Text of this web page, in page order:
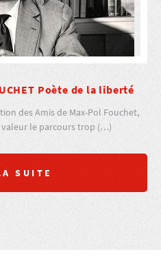
Poète de la liberté
des Amis de Max-Pol Fouchet,
le parcours trop (…)
SUITE